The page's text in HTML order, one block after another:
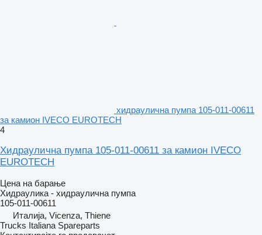
хидраулична пумпа 105-011-00611
за камион IVECO EUROTECH
4
Хидраулична пумпа 105-011-00611 за камион IVECO
EUROTECH
Цена на барање
Хидраулика - хидраулична пумпа
105-011-00611
Италија, Vicenza, Thiene
Trucks Italiana Spareparts